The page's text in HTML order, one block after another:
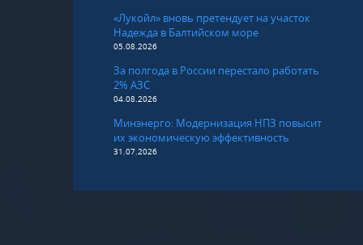
«Лукойл» вновь претендует на участок
Надежда в Балтийском море
05.08.2026
За полгода в России перестало работать
2% АЗС
04.08.2026
Минэнерго: Модернизация НПЗ повысит
их экономическую эффективность
31.07.2026